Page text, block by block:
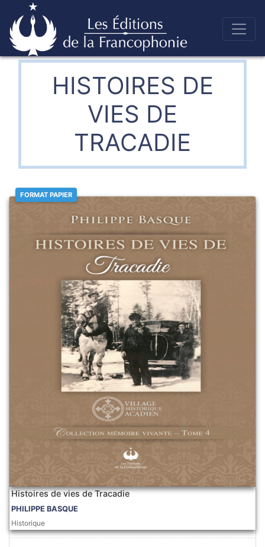
Skip
to Éditions de la francophonie
HISTOIRES DE
VIES DE
TRACADIE
FORMAT PAPIER
Histoires de vies de Tracadie
PHILIPPE BASQUE
Historique